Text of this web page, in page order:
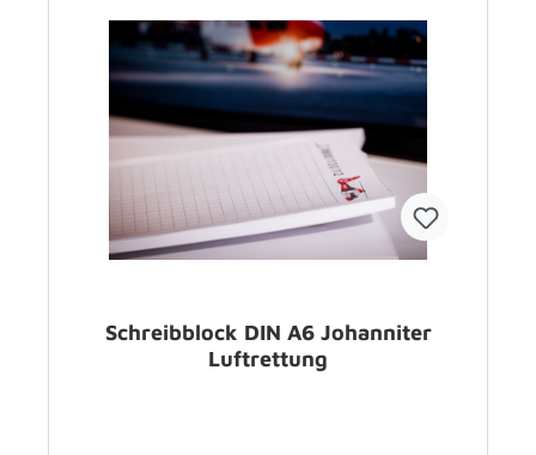
Schreibblock DIN A6 Johanniter
Luftrettung